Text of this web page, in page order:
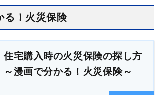
る！火災保険
住宅購入時の火災保険の探し方
～漫画で分かる！火災保険～